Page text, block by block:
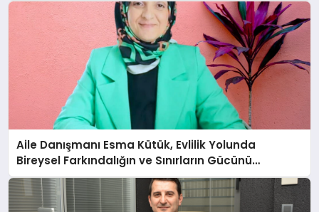
Aile Danışmanı Esma Kütük, Evlilik Yolunda
Bireysel Farkındalığın ve Sınırların Gücünü
Anlatıyor